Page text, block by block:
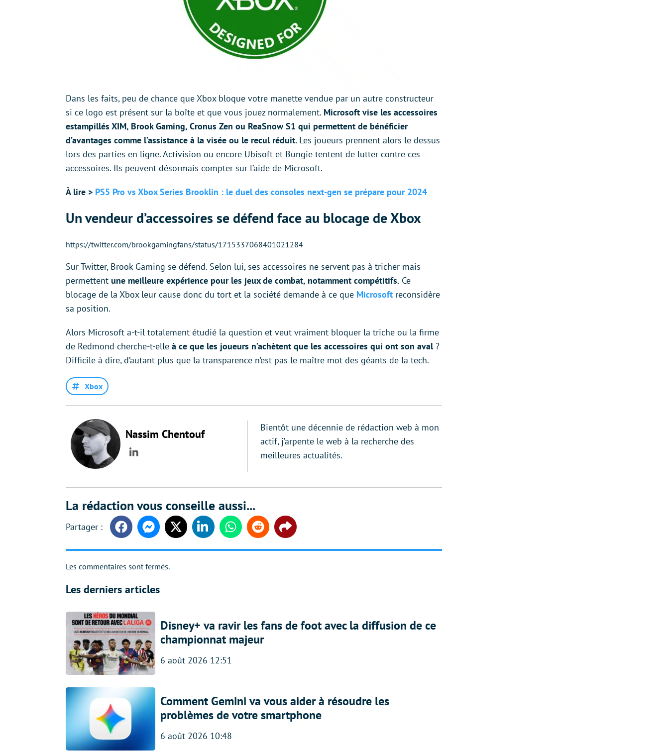
Dans les faits, peu de chance que Xbox bloque votre manette vendue par un autre constructeur
si ce logo est présent sur la boîte et que vous jouez normalement. Microsoft vise les accessoires
estampillés XIM, Brook Gaming, Cronus Zen ou ReaSnow S1 qui permettent de bénéficier
d’avantages comme l’assistance à la visée ou le recul réduit. Les joueurs prennent alors le dessus
lors des parties en ligne. Activision ou encore Ubisoft et Bungie tentent de lutter contre ces
accessoires. Ils peuvent désormais compter sur l’aide de Microsoft.
À lire > PS5 Pro vs Xbox Series Brooklin : le duel des consoles next-gen se prépare pour 2024
Un vendeur d’accessoires se défend face au blocage de Xbox
https://twitter.com/brookgamingfans/status/1715337068401021284
Sur Twitter, Brook Gaming se défend. Selon lui, ses accessoires ne servent pas à tricher mais
permettent une meilleure expérience pour les jeux de combat, notamment compétitifs. Ce
blocage de la Xbox leur cause donc du tort et la société demande à ce que Microsoft reconsidère
sa position.
Alors Microsoft a-t-il totalement étudié la question et veut vraiment bloquer la triche ou la firme
de Redmond cherche-t-elle à ce que les joueurs n’achètent que les accessoires qui ont son aval ?
Difficile à dire, d’autant plus que la transparence n’est pas le maître mot des géants de la tech.
Xbox
Nassim Chentouf
LinkedIn
Bientôt une décennie de rédaction web à mon
actif, j’arpente le web à la recherche des
meilleures actualités.
La rédaction vous conseille aussi...
FacebookMessengerTwitter LinkedinWhatsappReddit Share
Les commentaires sont fermés.
Les derniers articles
Disney+ va ravir les fans de foot avec la diffusion de ce
championnat majeur
6 août 2026 12:51
Comment Gemini va vous aider à résoudre les
problèmes de votre smartphone
6 août 2026 10:48